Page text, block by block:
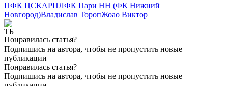
ПФК ЦСКАРПЛФК Пари НН (ФК Нижний
Новгород)Владислав ТоропЖоао Виктор
Понравилась статья?
Подпишись на автора, чтобы не пропустить новые
публикации
Понравилась статья?
Подпишись на автора, чтобы не пропустить новые